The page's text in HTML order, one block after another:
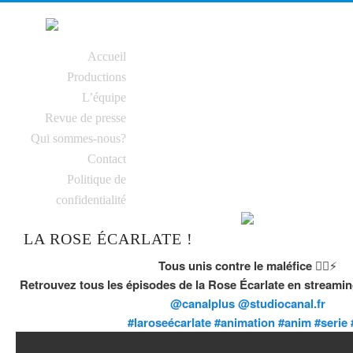
MENU PRINCIPAL Aller au contenu
Aller au contenu
Accueil
Productions
L’équipe
Revue de presse
Qui sommes-nous?
Contact
Politique de
confidentialité
LA ROSE ÉCARLATE !
Tous unis contre le maléfice ❤️‍🔥⚡️
Retrouvez tous les épisodes de la Rose Écarlate en
@canalplus @studiocanal.fr
#laroseécarlate#animation#anim#serie